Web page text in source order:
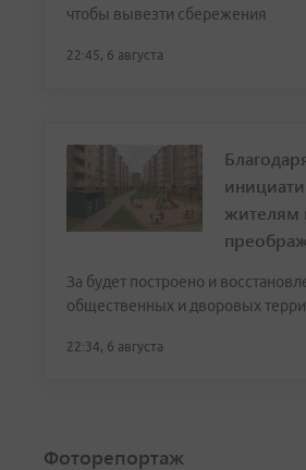
чтобы вывезти сбережения
22:45, 6 августа
жителям
За будет построено и
общественных и дворовых
22:34, 6 августа
Фоторепортаж